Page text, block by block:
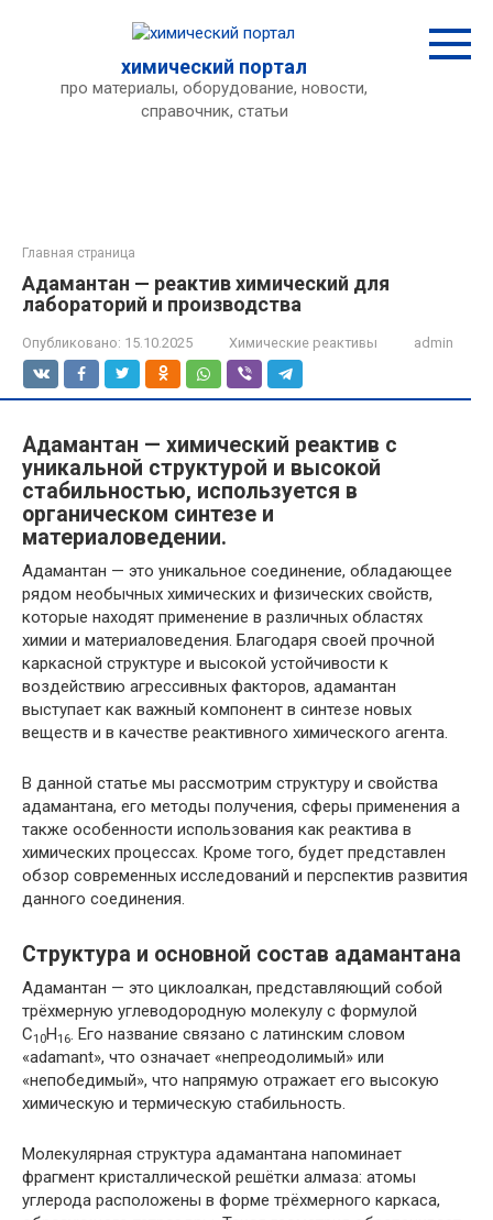
химический портал
про материалы, оборудование, новости,
справочник, статьи
Главная страница
Адамантан — реактив химический для
лабораторий и производства
Опубликовано: 15.10.2025 Химические реактивы admin
Адамантан — химический реактив с
уникальной структурой и высокой
стабильностью, используется в
органическом синтезе и
материаловедении.
Адамантан — это уникальное соединение, обладающее
рядом необычных химических и физических свойств,
которые находят применение в различных областях
химии и материаловедения. Благодаря своей прочной
каркасной структуре и высокой устойчивости к
воздействию агрессивных факторов, адамантан
выступает как важный компонент в синтезе новых
веществ и в качестве реактивного химического агента.
В данной статье мы рассмотрим структуру и свойства
адамантана, его методы получения, сферы применения а
также особенности использования как реактива в
химических процессах. Кроме того, будет представлен
обзор современных исследований и перспектив развития
данного соединения.
Структура и основной состав адамантана
Адамантан — это циклоалкан, представляющий собой
трёхмерную углеводородную молекулу с формулой
C10H16. Его название связано с латинским словом
«adamant», что означает «непреодолимый» или
«непобедимый», что напрямую отражает его высокую
химическую и термическую стабильность.
Молекулярная структура адамантана напоминает
фрагмент кристаллической решётки алмаза: атомы
углерода расположены в форме трёхмерного каркаса,